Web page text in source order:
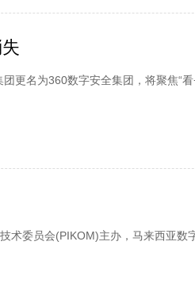
更名为360数字安全集团，将聚焦“
术委员会(PIKOM)主办，马来西亚数